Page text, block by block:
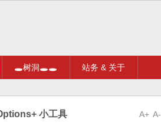
🕳树洞🕳🕳 站务 & 关于
A-
A+
小工具